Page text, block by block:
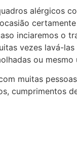
alérgicos
inciaremos o
vezes lavá-
ou mesmo
muitas
cumprimentos